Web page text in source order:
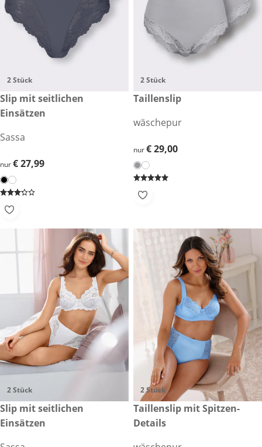
2 Stück
€ 27,99
Slip mit seitlichen
Einsätzen
Sassa
€ 27,99
nur€ 27,99
2 Stück
€ 29,00
Taillenslip
wäschepur
€ 29,00
nur€ 29,00
2 Stück
€ 27,99
Slip mit seitlichen
Einsätzen
2 Stück
€ 24,99
Taillenslip mit Spitzen-
Details